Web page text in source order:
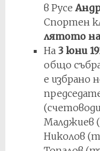
в Русе
Спортен
лятото на
На 3 юни
общо
е избрано
Малджиев
Николов